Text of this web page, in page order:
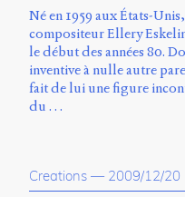
Né en 1959 aux États-
compositeur Ellery
le début des années 80.
inventive à nulle autre
fait de lui une figure
du …
Creations — 2009/12/20